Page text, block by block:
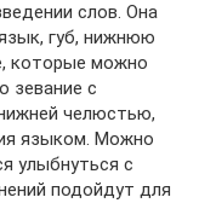
слов. Она
губ, нижнюю
которые можно
зевание с
челюстью,
языком. Можно
улыбнуться с
подойдут для